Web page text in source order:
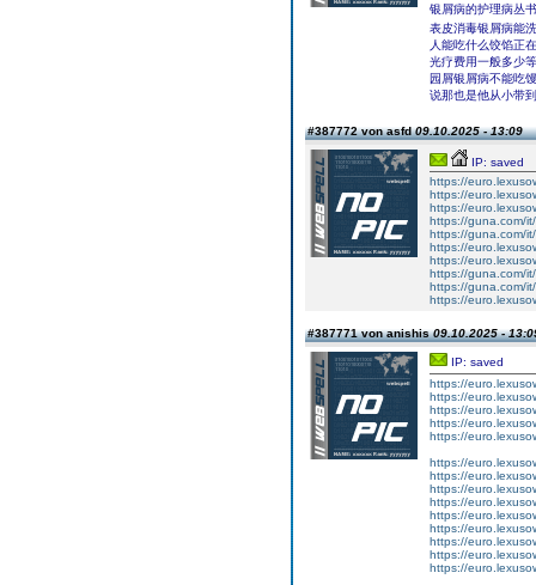
银屑病的护理病丛
表皮消毒银屑病能
人能吃什么饺馅正
光疗费用一般多少
园屑银屑病不能吃
说那也是他从小带
#387772 von asfd09.10.2025 - 13:09
IP: saved
https://
https://
https://
https://guna.com/
https://guna.com/
https://
https://
https://guna.com/
https://guna.com/
https://
#387771 von anishis09.10.2025 -
IP: saved
https://
https://
https://
https://
https://
https://
https://
https://
https://
https://
https://
https://
https://
https://